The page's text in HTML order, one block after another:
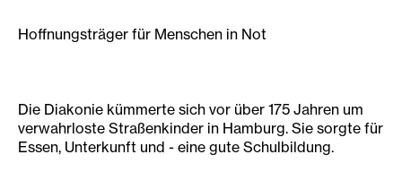
Hoffnungsträger für Menschen in Not
Die Diakonie kümmerte sich vor über 175 Jahren um
verwahrloste Straßenkinder in Hamburg. Sie sorgte für
Essen, Unterkunft und - eine gute Schulbildung.